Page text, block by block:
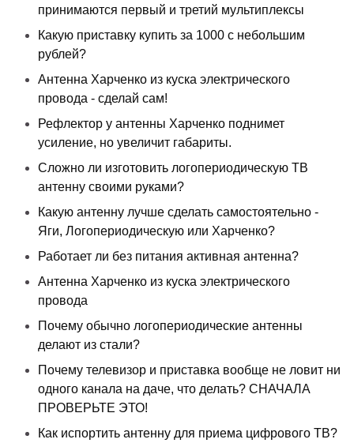
принимаются первый и третий мультиплексы
Какую приставку купить за 1000 с небольшим
рублей?
Антенна Харченко из куска электрического
провода - сделай сам!
Рефлектор у антенны Харченко поднимет
усиление, но увеличит габариты.
Сложно ли изготовить логопериодическую ТВ
антенну своими руками?
Какую антенну лучше сделать самостоятельно -
Яги, Логопериодическую или Харченко?
Работает ли без питания активная антенна?
Антенна Харченко из куска электрического
провода
Почему обычно логопериодические антенны
делают из стали?
Почему телевизор и приставка вообще не ловит ни
одного канала на даче, что делать? СНАЧАЛА
ПРОВЕРЬТЕ ЭТО!
Как испортить антенну для приема цифрового ТВ?